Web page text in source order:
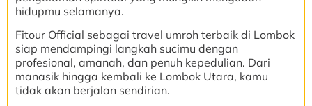
hidupmu selamanya.
Fitour Official sebagai travel umroh terbaik di Lombok
siap mendampingi langkah sucimu dengan
profesional, amanah, dan penuh kepedulian. Dari
manasik hingga kembali ke Lombok Utara, kamu
tidak akan berjalan sendirian.